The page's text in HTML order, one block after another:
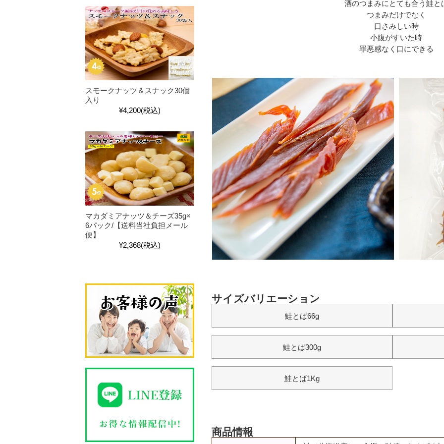
酒のつまみにとても合う鮭と
つまみだけでなく
口さみしい時
小腹がすいた時
罪悪感なく口にできる
サイズバリエーション
鮭とば66g
鮭とば300g
鮭とば1Kg
商品情報
スモークナッツ＆スナック30個
入り
¥4,200(税込)
マカダミアナッツ＆チーズ35g×
6パック/【送料当社負担メール
便】
¥2,368(税込)